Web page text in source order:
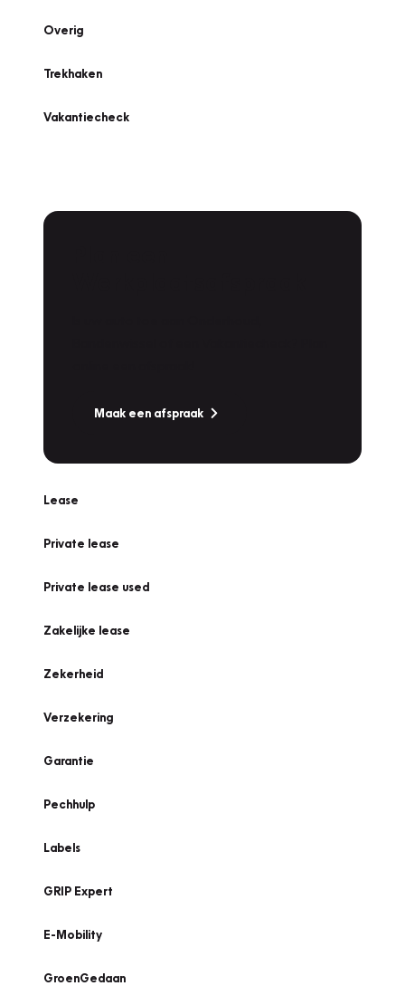
Overig
Trekhaken
Vakantiecheck
Maak een afspraak
Lease
Private lease
Private lease used
Zakelijke lease
Zekerheid
Verzekering
Garantie
Pechhulp
Labels
GRIP Expert
E-Mobility
GroenGedaan